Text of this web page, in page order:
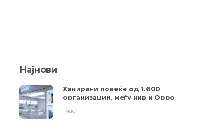
Најнови
Хакирани повеќе од 1.600
организации, меѓу нив и Oppo
1 час